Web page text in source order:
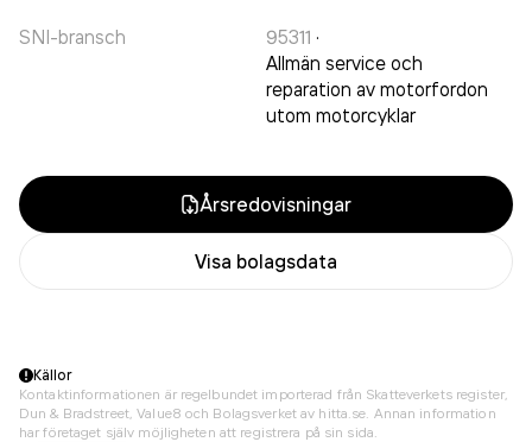
SNI-bransch 95311 ·
Allmän service och
reparation av motorfordon
utom motorcyklar
Årsredovisningar
Visa bolagsdata
Källor
Kontaktinformationen är regelbundet importerad från Skatteverkets register,
Dun & Bradstreet, Value8 och Bolagsverket av hitta.se. Annan information
har företaget själv möjligheten att registrera på sin sida.